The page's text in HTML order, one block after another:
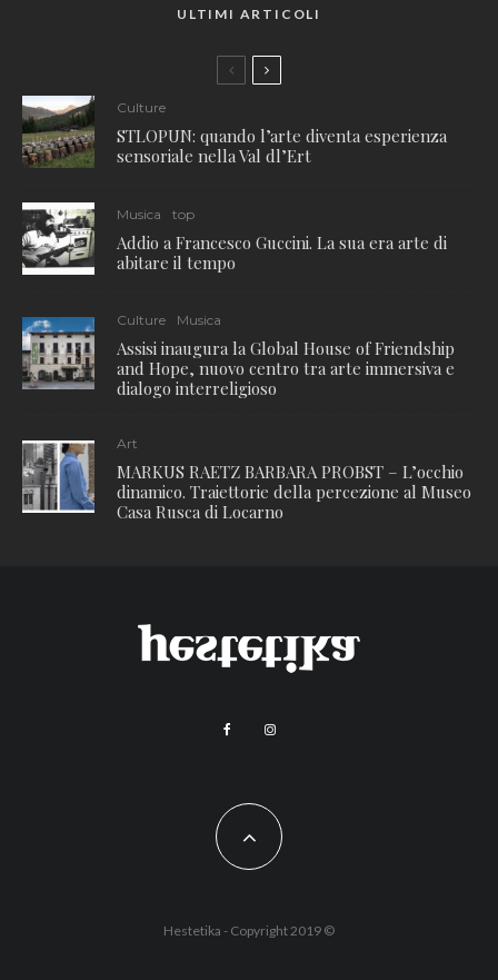
ULTIMI ARTICOLI
Culture
STLOPUN: quando l’arte diventa esperienza
sensoriale nella Val dl’Ert
Musica top
Addio a Francesco Guccini. La sua era arte di
abitare il tempo
Culture Musica
Assisi inaugura la Global House of Friendship
and Hope, nuovo centro tra arte immersiva e
dialogo interreligioso
Art
MARKUS RAETZ BARBARA PROBST – L’occhio
dinamico. Traiettorie della percezione al Museo
Casa Rusca di Locarno
Hestetika - Copyright 2019 ©